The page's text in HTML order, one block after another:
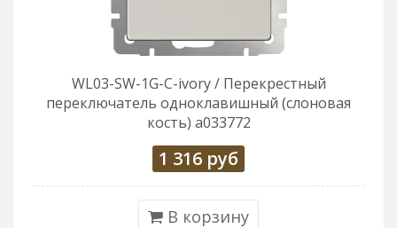
WL03-SW-1G-С-ivory / Перекрестный
переключатель одноклавишный (слоновая
кость) a033772
1 316 руб
В корзину